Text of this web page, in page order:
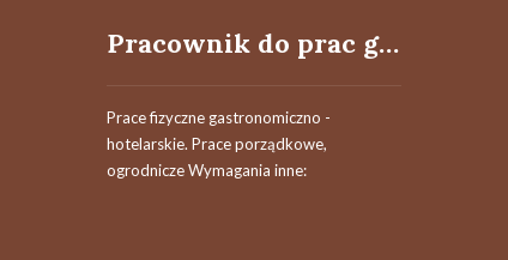
Pracownik do prac gastronomiczno-hotelarskich
Prace fizyczne gastronomiczno -
hotelarskie. Prace porządkowe,
ogrodnicze Wymagania inne: